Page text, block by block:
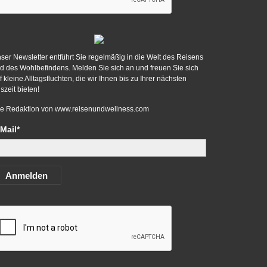
Newsletter entführt Sie regelmäßig in die Welt des Reisens
des Wohlbefindens. Melden Sie sich an und freuen Sie sich
kleine Alltagsfluchten, die wir Ihnen bis zu Ihrer nächsten
bieten!
Redaktion von www.reisenundwellness.com
Anmelden